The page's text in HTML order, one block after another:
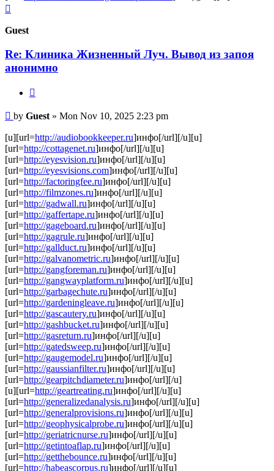
Guest
Re: Клиника Жизненный Луч. Вывод из запоя
анонимно
Post
by Guest » Mon Nov 10, 2025 2:23 pm
[u][url=http://audiobookkeeper.ru]инфо[/url][/u][u]
[url=http://cottagenet.ru]инфо[/url][/u][u]
[url=http://eyesvision.ru]инфо[/url][/u][u]
[url=http://eyesvisions.com]инфо[/url][/u][u]
[url=http://factoringfee.ru]инфо[/url][/u][u]
[url=http://filmzones.ru]инфо[/url][/u][u]
[url=http://gadwall.ru]инфо[/url][/u][u]
[url=http://gaffertape.ru]инфо[/url][/u][u]
[url=http://gageboard.ru]инфо[/url][/u][u]
[url=http://gagrule.ru]инфо[/url][/u][u]
[url=http://gallduct.ru]инфо[/url][/u][u]
[url=http://galvanometric.ru]инфо[/url][/u][u]
[url=http://gangforeman.ru]инфо[/url][/u][u]
[url=http://gangwayplatform.ru]инфо[/url][/u][u]
[url=http://garbagechute.ru]инфо[/url][/u][u]
[url=http://gardeningleave.ru]инфо[/url][/u][u]
[url=http://gascautery.ru]инфо[/url][/u][u]
[url=http://gashbucket.ru]инфо[/url][/u][u]
[url=http://gasreturn.ru]инфо[/url][/u][u]
[url=http://gatedsweep.ru]инфо[/url][/u][u]
[url=http://gaugemodel.ru]инфо[/url][/u][u]
[url=http://gaussianfilter.ru]инфо[/url][/u][u]
[url=http://gearpitchdiameter.ru]инфо[/url][/u]
[u][url=http://geartreating.ru]инфо[/url][/u][u]
[url=http://generalizedanalysis.ru]инфо[/url][/u][u]
[url=http://generalprovisions.ru]инфо[/url][/u][u]
[url=http://geophysicalprobe.ru]инфо[/url][/u][u]
[url=http://geriatricnurse.ru]инфо[/url][/u][u]
[url=http://getintoaflap.ru]инфо[/url][/u][u]
[url=http://getthebounce.ru]инфо[/url][/u][u]
[url=http://habeascorpus.ru]инфо[/url][/u][u]